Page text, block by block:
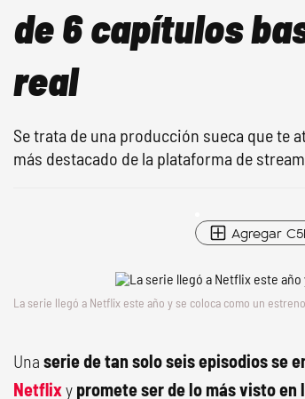
de 6 capítulos
real
Se trata de una producción sueca que te
más destacado de la plataforma de
Agregar
La serie llegó a Netflix este año y se coloca como un
Una serie de tan solo seis episodios se
Netflixy promete ser de lo más visto